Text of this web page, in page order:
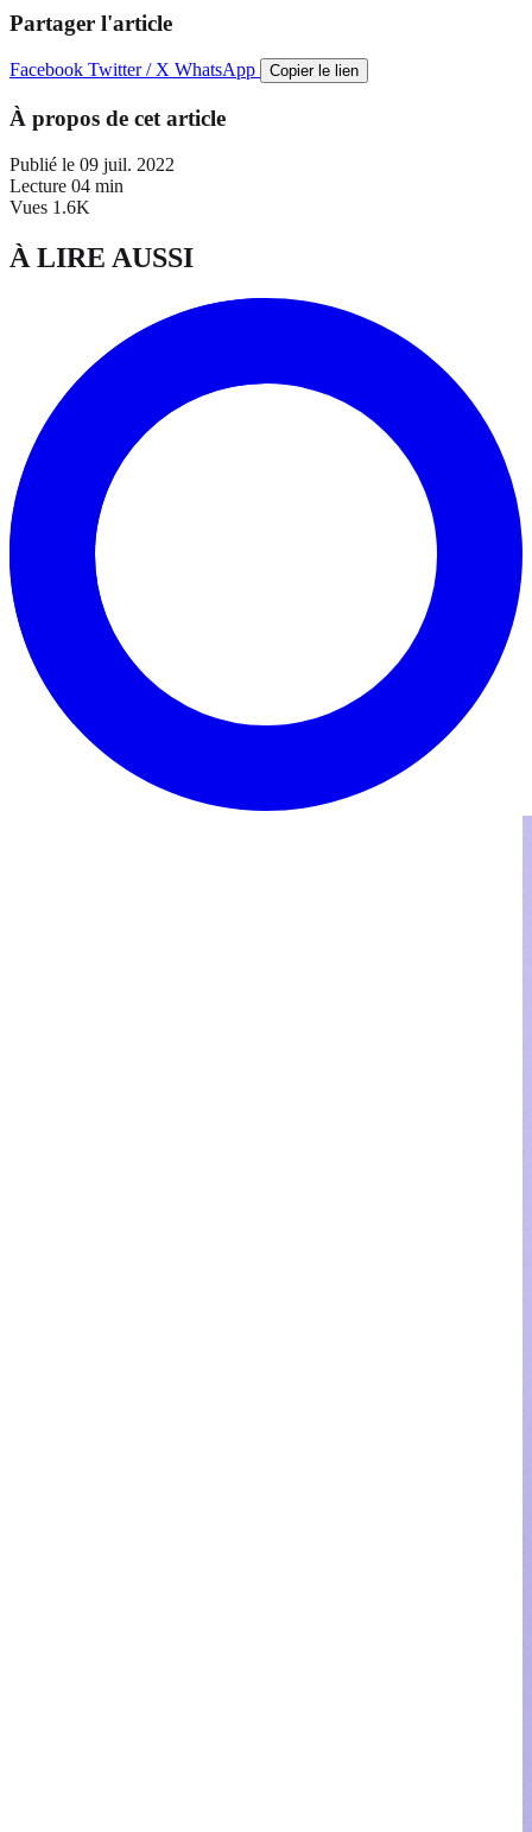
Partager l'article
Facebook Twitter / X WhatsApp Copier le lien
À propos de cet article
Publié le 09 juil. 2022
Lecture 04 min
Vues 1.6K
À LIRE AUSSI